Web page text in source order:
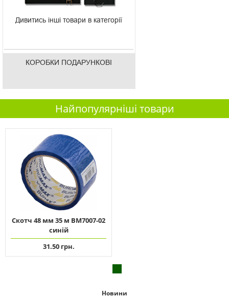
Дивитись інші товари в категорії
КОРОБКИ ПОДАРУНКОВІ
Найпопулярніші товари
Скотч 48 мм 35 м ВМ7007-02
синій
31.50 грн.
Новини